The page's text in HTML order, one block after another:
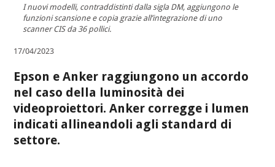
I nuovi modelli, contraddistinti dalla sigla DM, aggiungono le
funzioni scansione e copia grazie all’integrazione di uno
scanner CIS da 36 pollici.
17/04/2023
Epson e Anker raggiungono un accordo
nel caso della luminosità dei
videoproiettori. Anker corregge i lumen
indicati allineandoli agli standard di
settore.